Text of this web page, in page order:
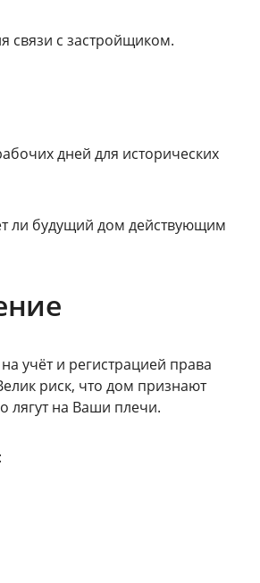
связи с застройщиком.
дней для исторических
ли будущий дом действующим
учёт и регистрацией права
риск, что дом признают
лягут на Ваши плечи.